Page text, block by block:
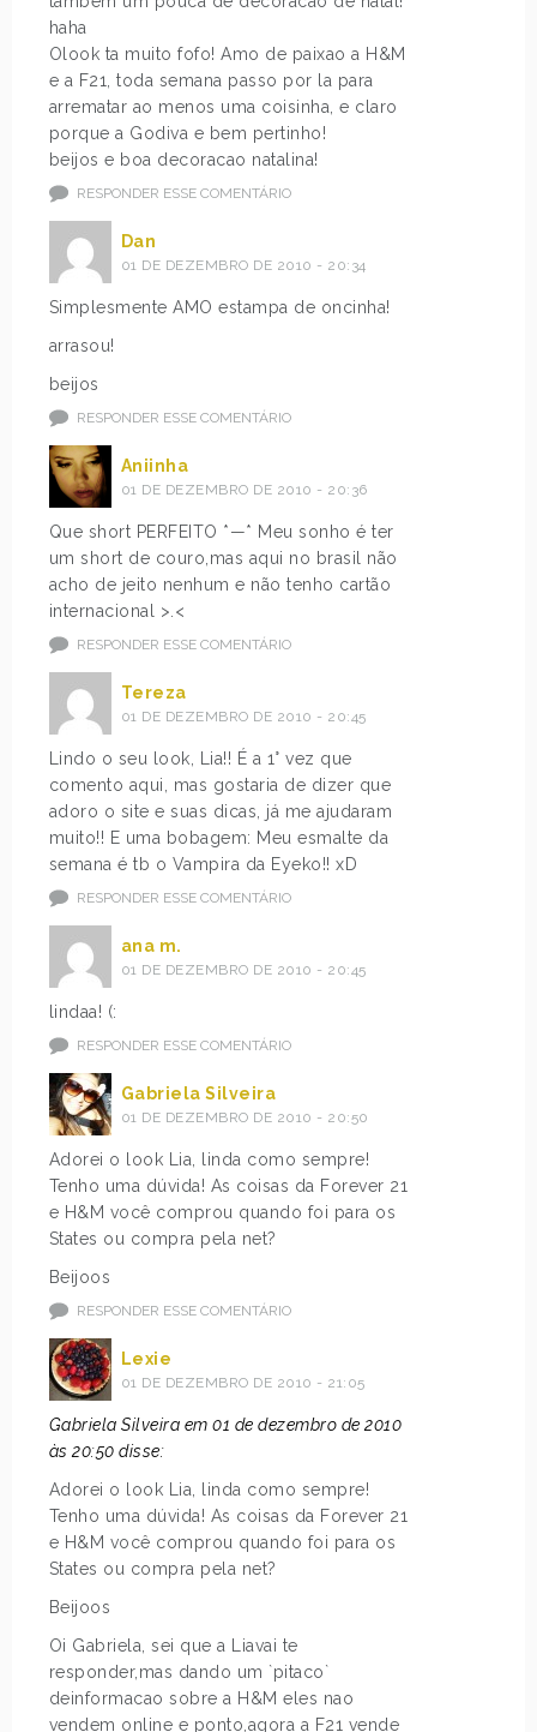
haha
Olook ta muito fofo! Amo de paixao a H&M
e a F21, toda semana passo por la para
arrematar ao menos uma coisinha, e claro
porque a Godiva e bem pertinho!
beijos e boa decoracao natalina!
RESPONDER ESSE COMENTÁRIO
Dan
01 DE DEZEMBRO DE 2010 - 20:34
Simplesmente AMO estampa de oncinha!
arrasou!
beijos
RESPONDER ESSE COMENTÁRIO
Aniinha
01 DE DEZEMBRO DE 2010 - 20:36
Que short PERFEITO *—* Meu sonho é ter
um short de couro,mas aqui no brasil não
acho de jeito nenhum e não tenho cartão
internacional >.<
RESPONDER ESSE COMENTÁRIO
Tereza
01 DE DEZEMBRO DE 2010 - 20:45
Lindo o seu look, Lia!! É a 1° vez que
comento aqui, mas gostaria de dizer que
adoro o site e suas dicas, já me ajudaram
muito!! E uma bobagem: Meu esmalte da
semana é tb o Vampira da Eyeko!! xD
RESPONDER ESSE COMENTÁRIO
ana m.
01 DE DEZEMBRO DE 2010 - 20:45
lindaa! (:
RESPONDER ESSE COMENTÁRIO
Gabriela Silveira
01 DE DEZEMBRO DE 2010 - 20:50
Adorei o look Lia, linda como sempre!
Tenho uma dúvida! As coisas da Forever 21
e H&M você comprou quando foi para os
States ou compra pela net?
Beijoos
RESPONDER ESSE COMENTÁRIO
Lexie
01 DE DEZEMBRO DE 2010 - 21:05
Gabriela Silveira em 01 de dezembro de 2010
às 20:50 disse:
Adorei o look Lia, linda como sempre!
Tenho uma dúvida! As coisas da Forever 21
e H&M você comprou quando foi para os
States ou compra pela net?
Beijoos
Oi Gabriela, sei que a Liavai te
responder,mas dando um `pitaco`
deinformacao sobre a H&M eles nao
vendem online e ponto,agora a F21 vende